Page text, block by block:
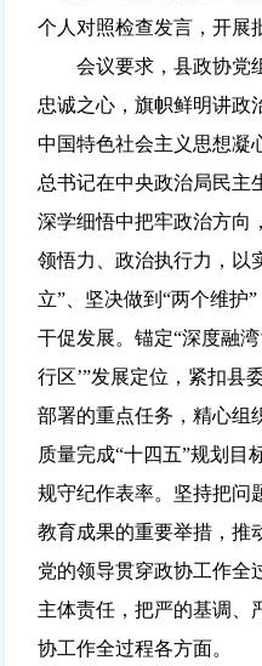
个人对照检查发言，开展
会议要求，县政协党
忠诚之心，旗帜鲜明讲政
中国特色社会主义思想凝
总书记在中央政治局民主
深学细悟中把牢政治方向
领悟力、政治执行力，以
立”、坚决做到“两个维护
干促发展。锚定“深度融
行区’”发展定位，紧扣县
部署的重点任务，精心组
质量完成“十四五”规划目
规守纪作表率。坚持把问
教育成果的重要举措，推
党的领导贯穿政协工作全
主体责任，把严的基调、
协工作全过程各方面。